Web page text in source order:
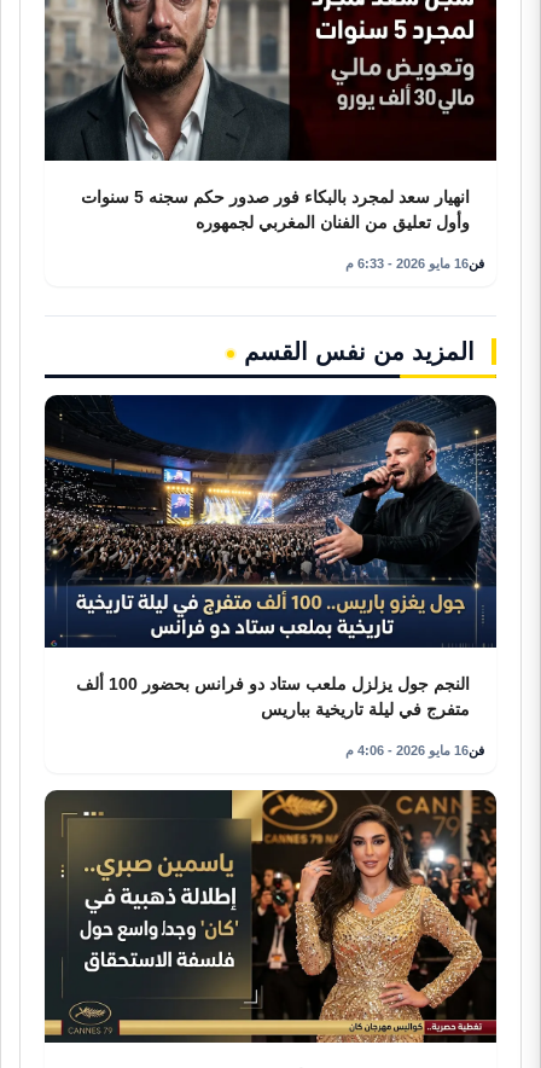
انهيار سعد لمجرد بالبكاء فور صدور حكم سجنه 5 سنوات
وأول تعليق من الفنان المغربي لجمهوره
فن16 مايو 2026 - 6:33 م
المزيد من نفس القسم
النجم جول يزلزل ملعب ستاد دو فرانس بحضور 100 ألف
متفرج في ليلة تاريخية بباريس
فن16 مايو 2026 - 4:06 م